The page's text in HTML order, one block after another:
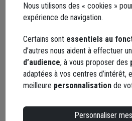
4 / 5
Le 17/12/2022
Par Philippe D. , MONTCET
En complément
Nous utilisons des « cookies »
expérience de navigation.
Certains sont essentiels au
d’autres nous aident à effectuer
d’audience, à vous proposer des
adaptées à vos centres d’intérêt,
meilleure personnalisation de
Personnaliser